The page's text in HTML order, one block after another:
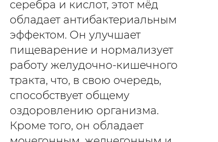
серебра и кислот, этот мёд
обладает антибактериальным
эффектом. Он улучшает
пищеварение и нормализует
работу желудочно-кишечного
тракта, что, в свою очередь,
способствует общему
оздоровлению организма.
Кроме того, он обладает